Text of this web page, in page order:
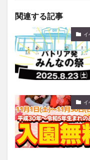
関連する記事
イ
イ